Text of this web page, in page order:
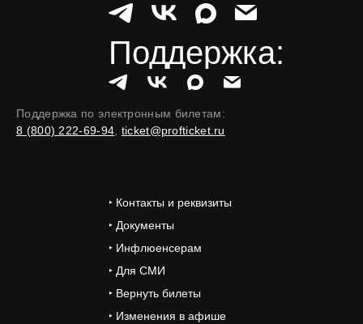
‣ Изменения в афише
‣ Вернуть билеты
‣ Для СМИ
‣ Инфлюенсерам
‣ Документы
‣ Контакты и реквизиты
Поддержка по электронным билетам:
8 (800) 222-69-94 ticket@profticket.ru
Поддержка: